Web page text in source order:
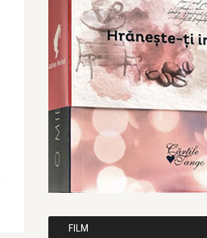
FILM